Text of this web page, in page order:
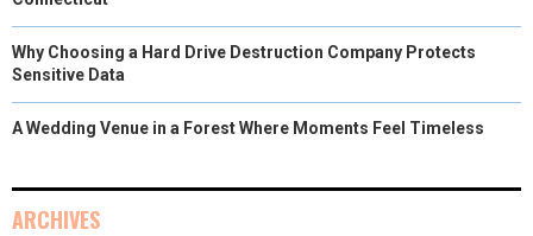
Why Choosing a Hard Drive Destruction Company Protects
Sensitive Data
A Wedding Venue in a Forest Where Moments Feel Timeless
ARCHIVES